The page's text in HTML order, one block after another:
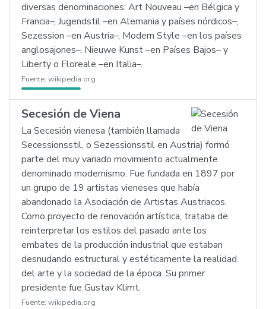
diversas denominaciones: Art Nouveau –en Bélgica y
Francia–, Jugendstil –en Alemania y países nórdicos–,
Sezession –en Austria–, Modern Style –en los países
anglosajones–, Nieuwe Kunst –en Países Bajos– y
Liberty o Floreale –en Italia–.
Fuente: wikipedia.org
Secesión de Viena
La Secesión vienesa (también llamada
Secessionsstil, o Sezessionsstil en Austria) formó
parte del muy variado movimiento actualmente
denominado modernismo. Fue fundada en 1897 por
un grupo de 19 artistas vieneses que había
abandonado la Asociación de Artistas Austriacos.
Como proyecto de renovación artística, trataba de
reinterpretar los estilos del pasado ante los
embates de la producción industrial que estaban
desnudando estructural y estéticamente la realidad
del arte y la sociedad de la época. Su primer
presidente fue Gustav Klimt.
Fuente: wikipedia.org